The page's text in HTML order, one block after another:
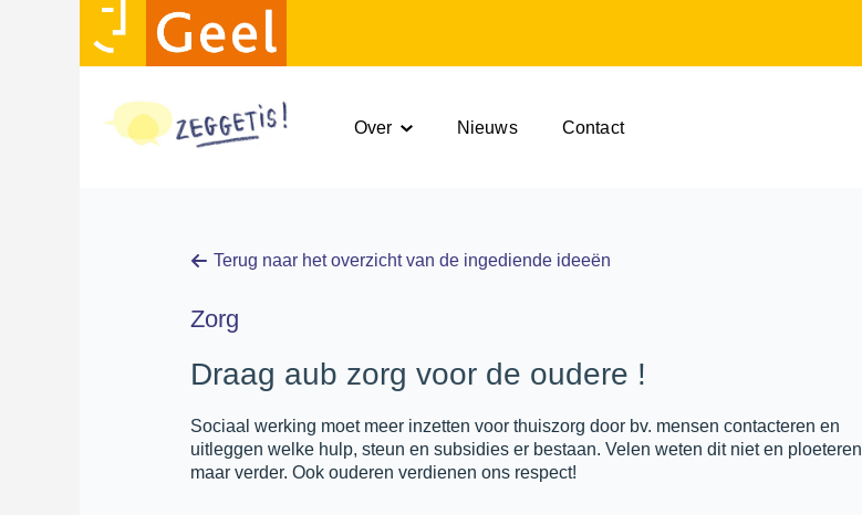
Over Nieuws Contact
Terug naar het overzicht van de ingediende ideeën
Zorg
Draag aub zorg voor de oudere !
Sociaal werking moet meer inzetten voor thuiszorg door bv. mensen contacteren en
uitleggen welke hulp, steun en subsidies er bestaan. Velen weten dit niet en ploeteren
maar verder. Ook ouderen verdienen ons respect!